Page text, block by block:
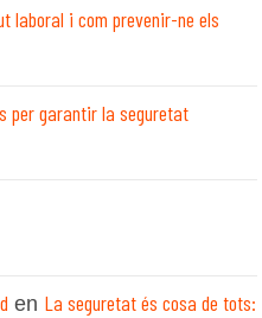
laboral i com prevenir-ne els
per garantir la seguretat
en La seguretat és cosa de tots: